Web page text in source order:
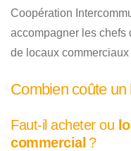
Coopération
accompagner les chefs
de locaux
Combien coûte
Faut-il acheter ou
commercial ?